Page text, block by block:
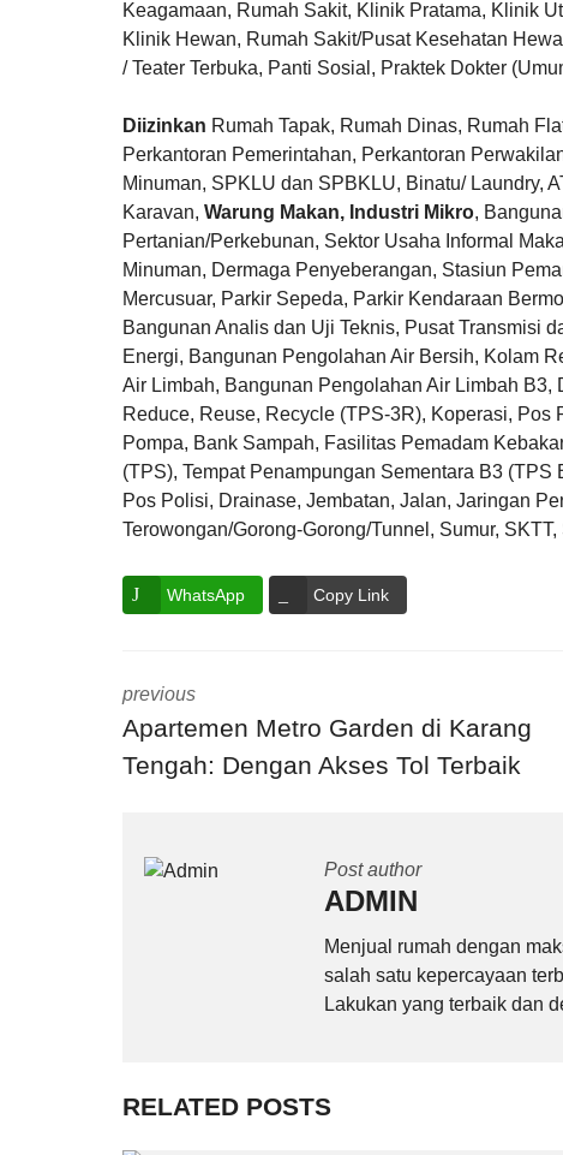
Keagamaan, Rumah Sakit, Klinik Pratama, Klinik
Klinik Hewan, Rumah Sakit/Pusat Kesehatan
/ Teater Terbuka, Panti Sosial, Praktek Dokter
Diizinkan Rumah Tapak, Rumah Dinas, Rumah
Perkantoran Pemerintahan, Perkantoran
Minuman, SPKLU dan SPBKLU, Binatu/ Laundry,
Karavan, Warung Makan, Industri Mikro,
Pertanian/Perkebunan, Sektor Usaha Informal
Minuman, Dermaga Penyeberangan, Stasiun
Mercusuar, Parkir Sepeda, Parkir Kendaraan
Bangunan Analis dan Uji Teknis, Pusat Transmisi
Energi, Bangunan Pengolahan Air Bersih, Kolam
Air Limbah, Bangunan Pengolahan Air Limbah
Reduce, Reuse, Recycle (TPS-3R), Koperasi,
Pompa, Bank Sampah, Fasilitas Pemadam
(TPS), Tempat Penampungan Sementara B3
Pos Polisi, Drainase, Jembatan, Jalan, Jaringan
Terowongan/Gorong-Gorong/Tunnel, Sumur,
WhatsApp Copy Link
previous
Apartemen Metro Garden di Karang
Tengah: Dengan Akses Tol Terbaik
Post author
ADMIN
Menjual rumah dengan
salah satu kepercayaan
Lakukan yang terbaik dan
RELATED POSTS